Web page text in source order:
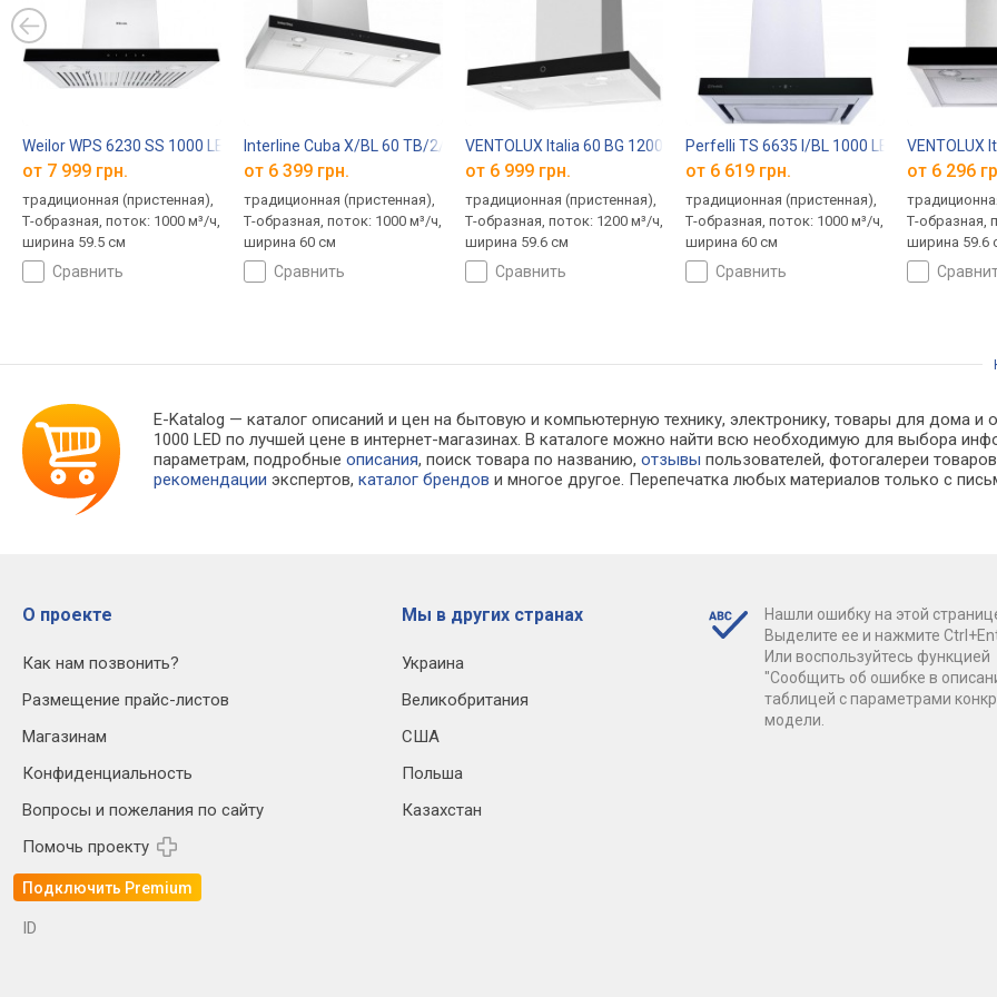
Weilor WPS 6230 SS 1000 LED
от 7 999 грн.
традиционная (пристенная),
Т-образная, поток: 1000 м³/ч,
ширина 59.5 см
сравнить
Interline Cuba X/BL 60 TB/2/T
от 6 399 грн.
традиционная (пристенная),
Т-образная, поток: 1000 м³/ч,
ширина 60 см
сравнить
VENTOLUX Italia 60 BG 1200 TRC
от 6 999 грн.
традиционная (пристенная),
Т-образная, поток: 1200 м³/ч,
ширина 59.6 см
сравнить
Perfelli TS 6635 I/BL 1000 LED
от 6 619 грн.
традиционная (пристенная),
Т-образная, поток: 1000 м³/ч,
ширина 60 см
сравнить
VENTOLUX
от 6 296
Т-образная,
ширина 59.6
E-Katalog — каталог описаний и цен на бытовую и компьютерную технику, электронику, товары для дома
1000 LED по лучшей цене в интернет-магазинах. В каталоге можно найти всю необходимую для выбора
параметрам, подробныеописания, поиск товара по названию,отзывы пользователей, фотогалереи
рекомендации экспертов,каталог брендов и многое другое. Перепечатка любых материалов только с
О проекте
Как нам позвонить?
Размещение прайс-листов
Магазинам
Конфиденциальность
Вопросы и пожелания по сайту
Помочь проекту
Подключить Premium
Мы в других странах
Украина
Великобритания
США
Польша
Казахстан
Нашли ошибку на этой
Выделите ее и нажмите
Или воспользуйтесь функцией
"Сообщить об ошибке в
таблицей с параметрами
модели.
ID